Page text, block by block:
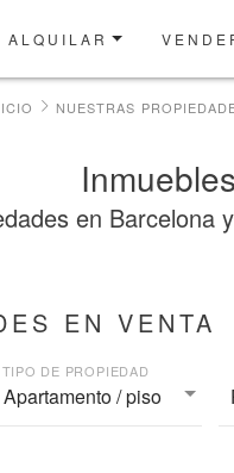
ALQUILAR
en
EN VENTA
TIPO DE PROPIEDAD
Apartamento / piso